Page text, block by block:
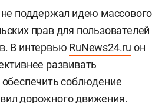
поддержал идею массового
прав для пользователей
В интервью RuNews24.ru он
развивать
обеспечить соблюдение
дорожного движения.